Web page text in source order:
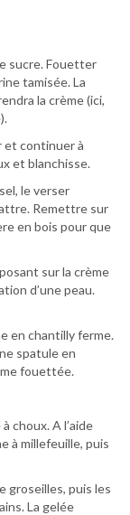
sucre. Fouetter
tamisée. La
la crème (ici,
et continuer à
et blanchisse.
le verser
Remettre sur
en bois pour que
sur la crème
d’une peau.
en chantilly ferme.
spatule en
fouettée.
choux. A l’aide
à millefeuille, puis
groseilles, puis les
La gelée